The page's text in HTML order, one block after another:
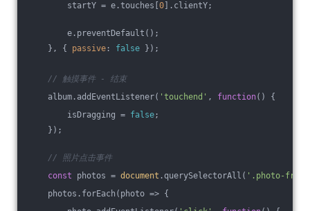
startY = e.touches[ 0 ].clientY;
e.preventDefault();
}, { passive : false });
// 触摸事件 - 结束
album.addEventListener( 'touchend' , function( ) {
isDragging = false;
});
// 照片点击事件
const photos = document .querySelectorAll( '.photo-
photos.forEach( photo => {